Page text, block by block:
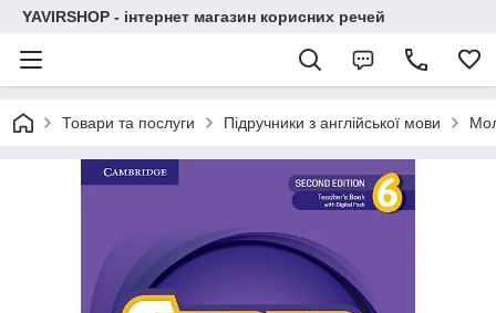
YAVIRSHOP - інтернет магазин корисних речей
Товари та послуги Підручники з англійської мови